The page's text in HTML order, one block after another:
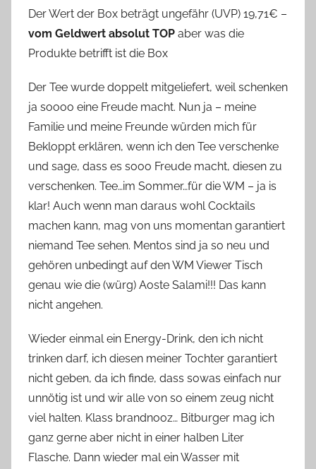
Der Wert der Box beträgt ungefähr (UVP) 19,71€ –
vom Geldwert absolut TOP aber was die
Produkte betrifft ist die Box
Der Tee wurde doppelt mitgeliefert, weil schenken
ja soooo eine Freude macht. Nun ja – meine
Familie und meine Freunde würden mich für
Bekloppt erklären, wenn ich den Tee verschenke
und sage, dass es sooo Freude macht, diesen zu
verschenken. Tee…im Sommer…für die WM – ja is
klar! Auch wenn man daraus wohl Cocktails
machen kann, mag von uns momentan garantiert
niemand Tee sehen. Mentos sind ja so neu und
gehören unbedingt auf den WM Viewer Tisch
genau wie die (würg) Aoste Salami!!! Das kann
nicht angehen.
Wieder einmal ein Energy-Drink, den ich nicht
trinken darf, ich diesen meiner Tochter garantiert
nicht geben, da ich finde, dass sowas einfach nur
unnötig ist und wir alle von so einem zeug nicht
viel halten. Klass brandnooz… Bitburger mag ich
ganz gerne aber nicht in einer halben Liter
Flasche. Dann wieder mal ein Wasser mit